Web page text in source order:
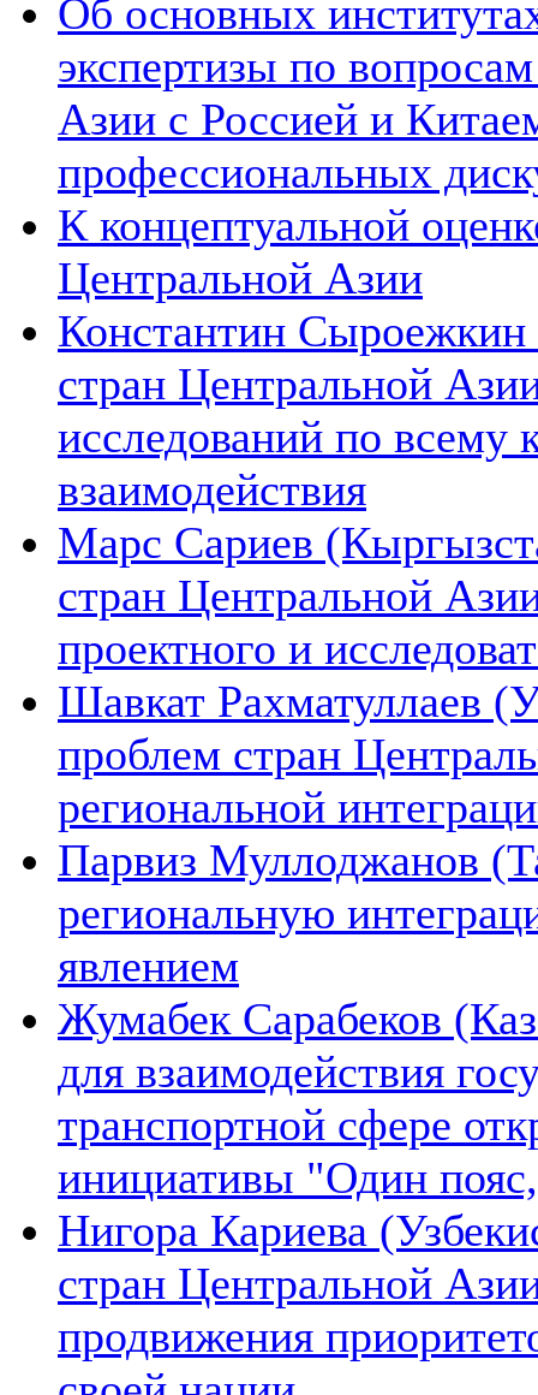
Об основных
экспертизы по
Азии с Россией и
профессиональных
К концептуальной
Центральной Азии
Константин Сыроежкин
стран Центральной
исследований по всему
взаимодействия
Марс Сариев
стран Центральной
проектного и
Шавкат Рахматуллаев
проблем стран
региональной
Парвиз Муллоджанов
региональную
явлением
Жумабек Сарабеков
для взаимодействия
транспортной сфере
инициативы "Один
Нигора Кариева
стран Центральной
продвижения